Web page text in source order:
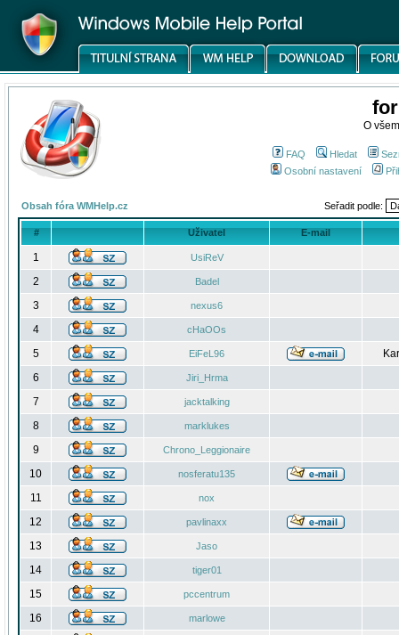
O
FAQ Hledat
Osobní nastavení
Obsah fóra WMHelp.cz Seřadit podle:
# Uživatel E-mail
1 UsiReV
2 Badel
3 nexus6
4 cHaOOs
5 EiFeL96
6
Jiri_Hrma
7 jacktalking
8 marklukes
9 Chrono_Leggionaire
10 nosferatu135
11 nox
12 pavlinaxx
13 Jaso
14 tiger01
15 pccentrum
16 marlowe